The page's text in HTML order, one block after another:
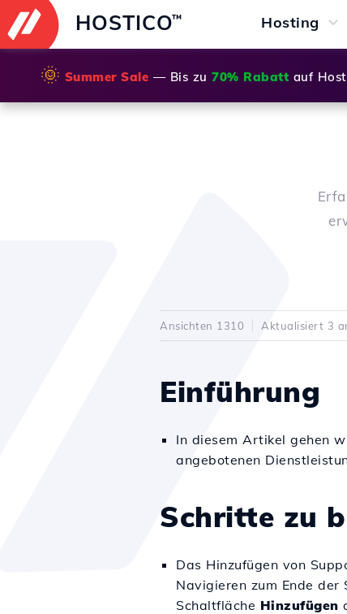
HOSTICO™ Hosting
🌞 Summer Sale — Bis zu 70% Rabatt auf
Ansichten 1310 Aktualisiert 3
Einführung
In diesem Artikel gehen
angebotenen
Schritte zu
Das Hinzufügen von
Navigieren zum Ende der
Schaltfläche Hinzufügen